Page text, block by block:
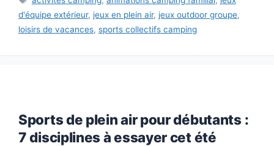
d'équipe extérieur, jeux en plein air, jeux outdoor groupe,
loisirs de vacances, sports collectifs camping
Sports de plein air pour débutants :
7 disciplines à essayer cet été